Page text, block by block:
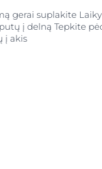
gerai suplakite
į delną Tepkite
į akis